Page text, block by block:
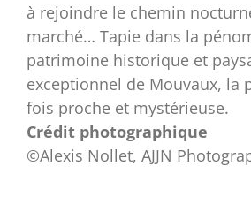
à rejoindre le chemin
marché… Tapie dans la
patrimoine historique et
exceptionnel de Mouvaux, la
fois proche et mystérieuse.
Crédit photographique
©Alexis Nollet, AJJN